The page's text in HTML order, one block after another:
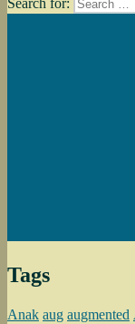
Tags
Anak aug augmented